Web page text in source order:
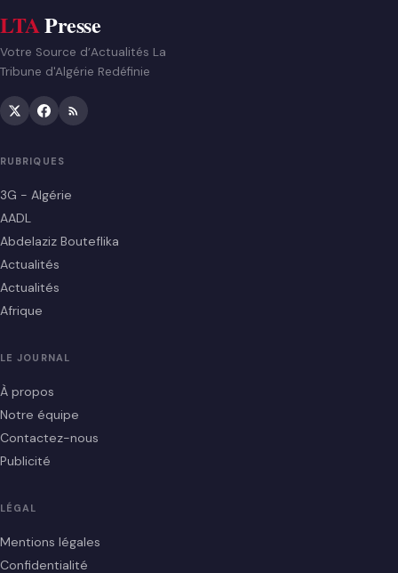
LTAPresse
Votre Source d’Actualités La
Tribune d'Algérie Redéfinie
RUBRIQUES
3G - Algérie
AADL
Abdelaziz Bouteflika
Actualités
Actualités
Afrique
LE JOURNAL
À propos
Notre équipe
Contactez-nous
Publicité
LÉGAL
Mentions légales
Confidentialité